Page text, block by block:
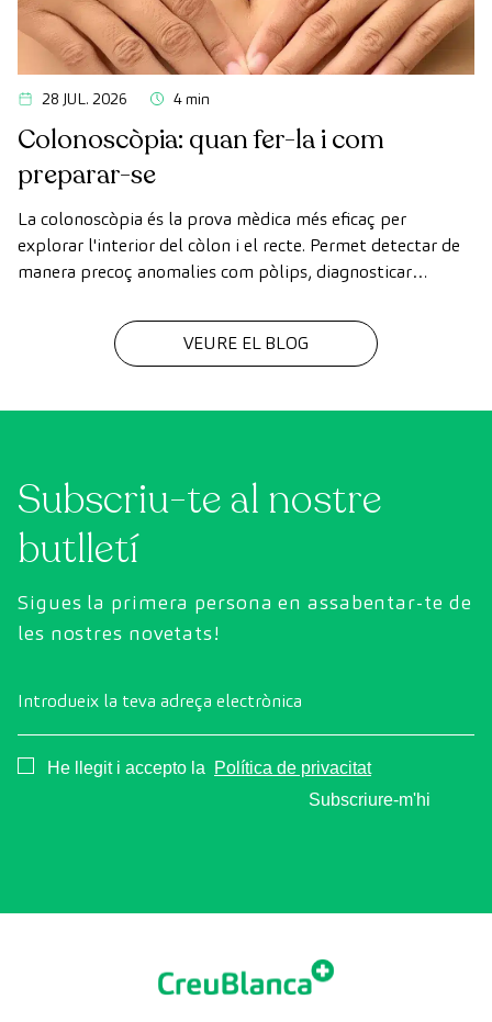
28 JUL. 2026 4 min
Colonoscòpia: quan fer-la i com
preparar-se
La colonoscòpia és la prova mèdica més eficaç per
explorar l'interior del còlon i el recte. Permet detectar de
manera precoç anomalies com pòlips, diagnosticar
VEURE EL BLOG
Subscriu-te al nostre
butlletí
Sigues la primera persona en assabentar-te de
les nostres novetats!
Introdueix la teva adreça electrònica
Consentimiento
He llegit i accepto la
Política de privacitat
Subscriure-m'hi